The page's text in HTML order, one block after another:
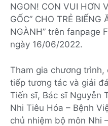
NGON! CON VUI HƠN
GỐC” CHO TRẺ
NGÀNH” trên fanpage
ngày 16/06/2022.
Tham gia chương
tiếp tương tác và giải
Tiến sĩ, Bác sĩ Nguyễn
Nhi Tiêu Hóa – Bệnh
chủ nhiệm bộ môn Nhi